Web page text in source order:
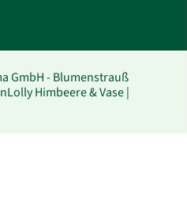
GmbH - Blumenstrauß
Himbeere & Vase |